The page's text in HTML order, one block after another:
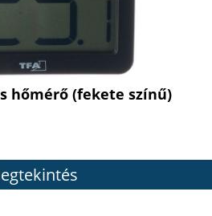
hőmérő (fekete színű)